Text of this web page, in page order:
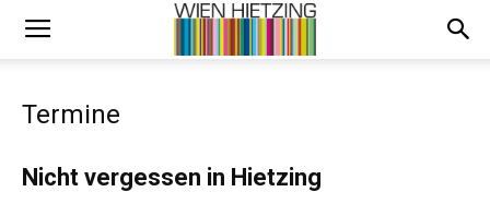
Termine
Nicht vergessen in Hietzing